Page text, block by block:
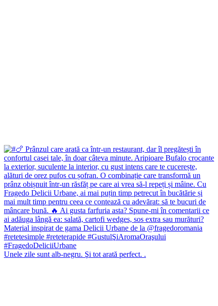
Unele zile sunt alb-negru. Şi tot arată perfect. .